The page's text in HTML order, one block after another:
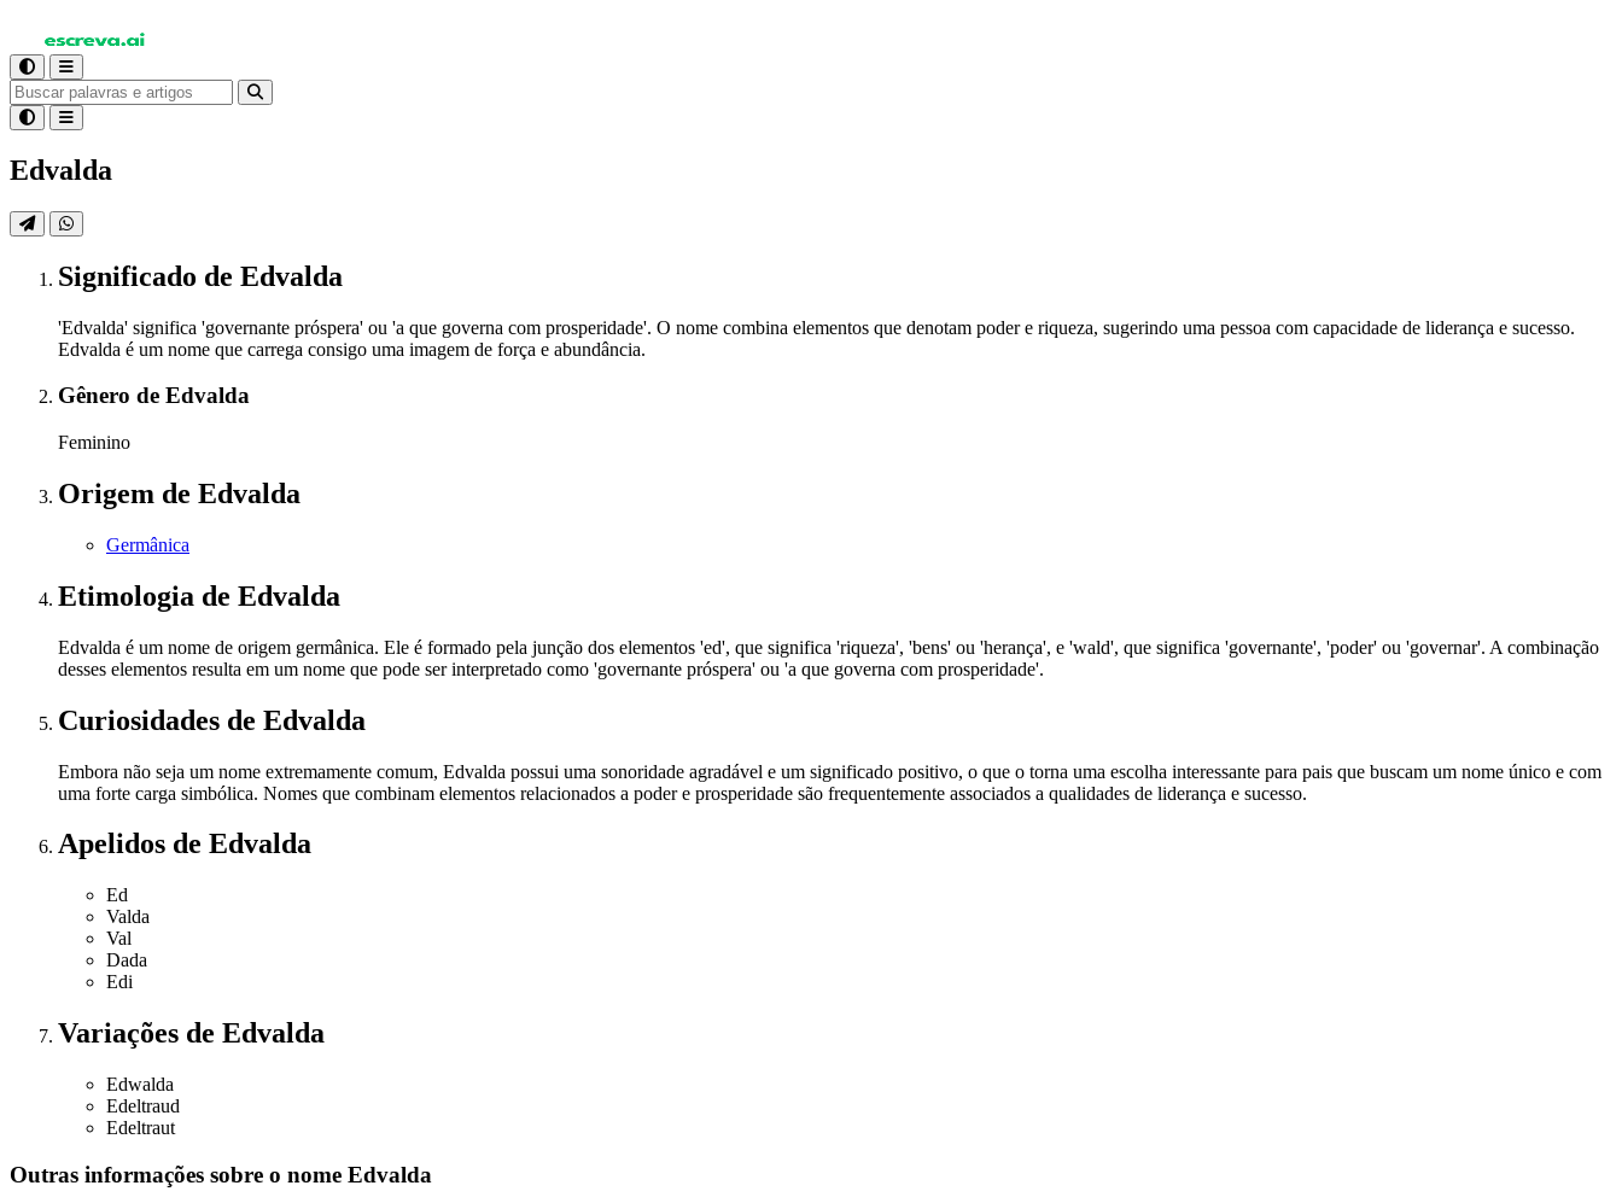
Edvalda
Significado de Edvalda
'Edvalda' significa 'governante próspera' ou 'a que governa com prosperidade'. O nome combina elementos que denotam poder e riqueza, sugerindo uma pessoa com capacidade de liderança e sucesso.
Edvalda é um nome que carrega consigo uma imagem de força e abundância.
Gênero de Edvalda
Feminino
Origem de Edvalda
Germânica
Etimologia de Edvalda
Edvalda é um nome de origem germânica. Ele é formado pela junção dos elementos 'ed', que significa 'riqueza', 'bens' ou 'herança', e 'wald', que significa 'governante', 'poder' ou 'governar'. A combinação
desses elementos resulta em um nome que pode ser interpretado como 'governante próspera' ou 'a que governa com prosperidade'.
Curiosidades de Edvalda
Embora não seja um nome extremamente comum, Edvalda possui uma sonoridade agradável e um significado positivo, o que o torna uma escolha interessante para pais que buscam um nome único e com
uma forte carga simbólica. Nomes que combinam elementos relacionados a poder e prosperidade são frequentemente associados a qualidades de liderança e sucesso.
Apelidos de Edvalda
Ed
Valda
Val
Dada
Edi
Variações de Edvalda
Edwalda
Edeltraud
Edeltraut
Outras informações sobre o nome Edvalda